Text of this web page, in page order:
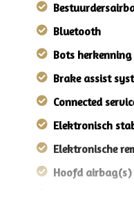
Bluetooth
Bots
Brake assist
Connected
Elektronisch
Elektronische
Hoofd airbag(s)